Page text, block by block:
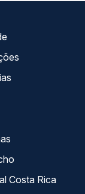
La terminal Costa Rica